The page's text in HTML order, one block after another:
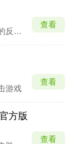
一路挑战诸多守卫，在生死的反复轮回中探索
查看
游戏
查看
方版
查看